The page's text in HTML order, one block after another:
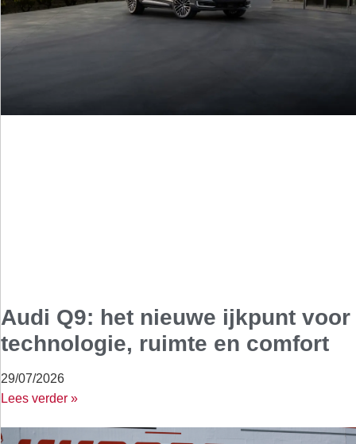
Audi Q9: het nieuwe ijkpunt voor
technologie, ruimte en comfort
29/07/2026
Lees verder »